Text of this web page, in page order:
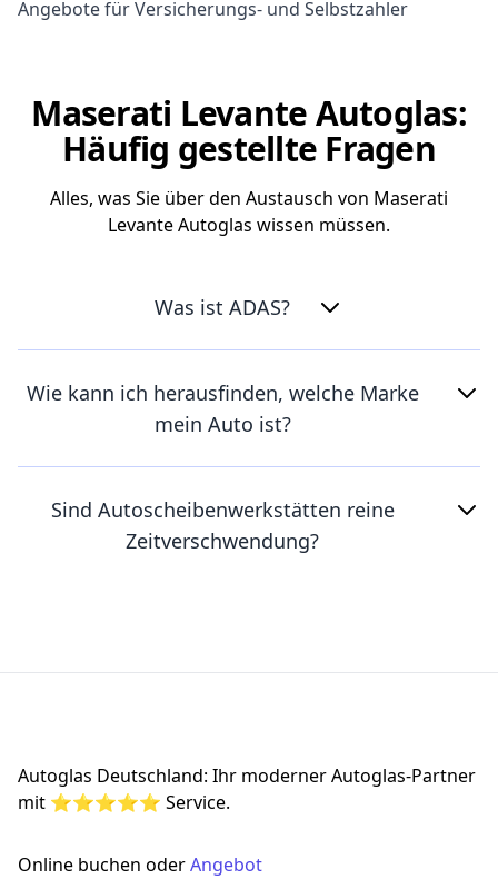
Angebote für Versicherungs- und Selbstzahler
Maserati Levante Autoglas:
Häufig gestellte Fragen
Alles, was Sie über den Austausch von Maserati
Levante Autoglas wissen müssen.
Was ist ADAS?
Wie kann ich herausfinden, welche Marke
mein Auto ist?
Sind Autoscheibenwerkstätten reine
Zeitverschwendung?
Autoglas Deutschland: Ihr moderner Autoglas-Partner
mit ⭐⭐⭐⭐⭐ Service.
Online buchen oderAngebot